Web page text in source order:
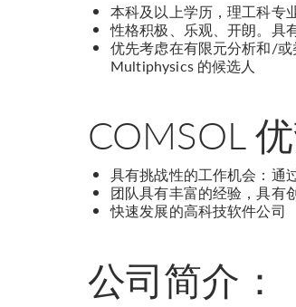
本科及以上学历，理工科专
性格积极、乐观、开朗。具
优先考虑在有限元分析和/
Multiphysics 的候选人
COMSOL
具有挑战性的工作机会：通
团队具有丰富的经验，具有
快速发展的高科技软件公司
公司简介：